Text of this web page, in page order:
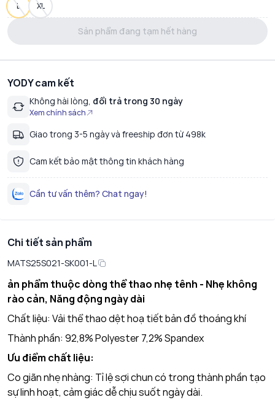
L XL
Sản phẩm đang tạm hết hàng
YODY cam kết
Không hài lòng, đổi trả trong 30 ngày
Xem chính sách
Giao trong 3-5 ngày và freeship đơn từ 498k
Cam kết bảo mật thông tin khách hàng
Cần tư vấn thêm? Chat ngay!
Chi tiết sản phẩm
MATS25S021-SK001-L
ản phẩm thuộc dòng thể thao nhẹ tênh - Nhẹ không
rào cản, Năng động ngày dài
Chất liệu: Vải thể thao dệt hoạ tiết bản đồ thoáng khí
Thành phần: 92,8% Polyester 7,2% Spandex
Ưu điểm chất liệu:
Co giãn nhẹ nhàng: Tỉ lệ sợi chun có trong thành phần tạo
sự linh hoạt, cảm giác dễ chịu suốt ngày dài.